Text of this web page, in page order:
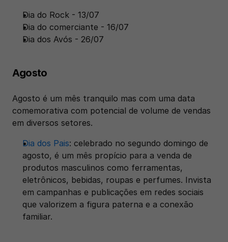
Dia do Rock - 13/07
Dia do comerciante - 16/07
Dia dos Avós - 26/07
Agosto
Agosto é um mês tranquilo mas com uma data
comemorativa com potencial de volume de vendas
em diversos setores.
Dia dos Pais: celebrado no segundo domingo de
agosto, é um mês propício para a venda de
produtos masculinos como ferramentas,
eletrônicos, bebidas, roupas e perfumes. Invista
em campanhas e publicações em redes sociais
que valorizem a figura paterna e a conexão
familiar.